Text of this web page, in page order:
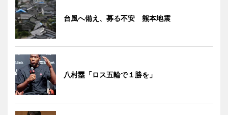
台風へ備え、募る不安 熊本地震
八村塁「ロス五輪で１勝を」